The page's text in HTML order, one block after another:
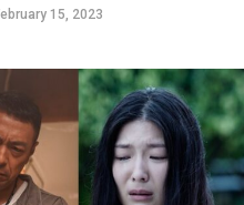
15, 2023